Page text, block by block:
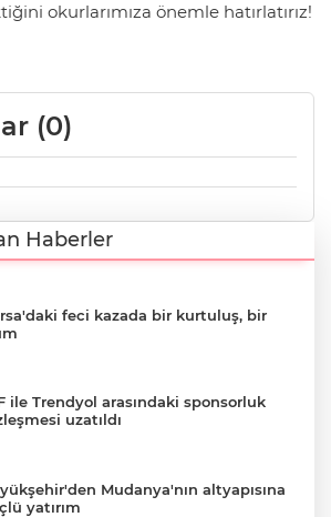
okurlarımıza önemle hatırlatırız!
(0)
Haberler
feci kazada bir kurtuluş, bir
ile Trendyol arasındaki sponsorluk
uzatıldı
Mudanya'nın altyapısına
yatırım